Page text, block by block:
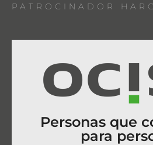
PATROCINADOR
Personas que
para